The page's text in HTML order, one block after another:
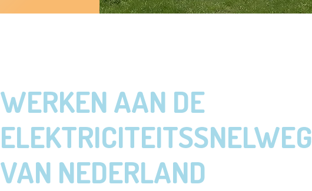
WERKEN AAN DE
ELEKTRICITEITSSNELWEG
VAN NEDERLAND